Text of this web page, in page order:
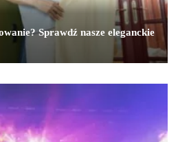
Sprawdź nasze eleganckie